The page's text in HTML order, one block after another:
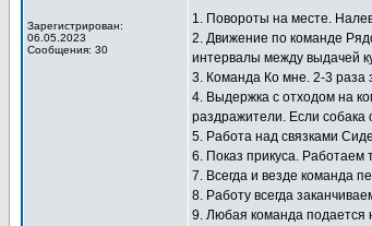
Зарегистрирован:
06.05.2023
Сообщения: 30
1. Повороты на месте.
2. Движение по команде
интервалы между выдачей
3. Команда Ко мне. 2-3 раза
4. Выдержка с отходом на
раздражители. Если
5. Работа над связками
6. Показ прикуса. Работаем
7. Всегда и везде команда
8. Работу всегда
9. Любая команда подается